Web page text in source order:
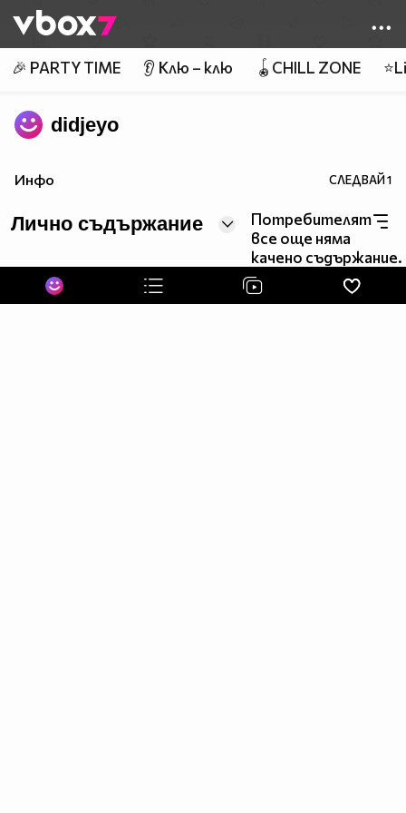
👾
🎉 PARTY TIME 👂 Клю – клю 🪀CHILL ZONE
didjeyo
Инфо СЛЕДВАЙ1
Лично съдържание
Потребителят
все още няма
качено съдържание.